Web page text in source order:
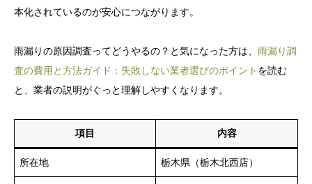
本化されているのが安心につながります。
雨漏りの原因調査ってどうやるの？と気になった方は、 雨漏り調
査の費用と方法ガイド：失敗しない業者選びのポイント を読む
と、業者の説明がぐっと理解しやすくなります。
項目 内容
所在地 栃木県（栃木北西店）